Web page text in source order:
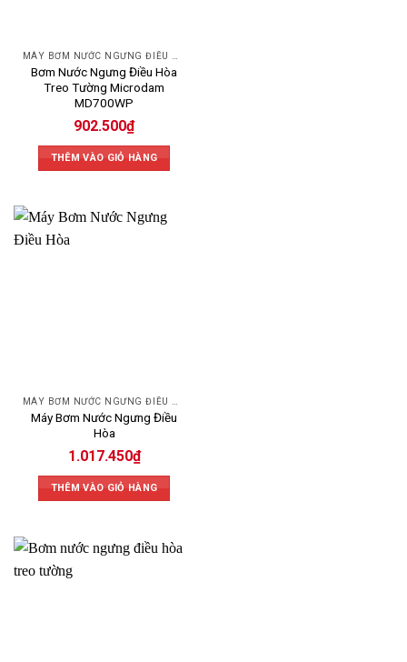
Bơm Nước Ngưng Điều Hòa
Treo Tường Microdam
MD700WP
902.500₫
THÊM VÀO GIỎ HÀNG
MÁY BƠM NƯỚC NGƯNG ĐIỀU HÒA
Máy Bơm Nước Ngưng Điều
Hòa
1.017.450₫
THÊM VÀO GIỎ HÀNG